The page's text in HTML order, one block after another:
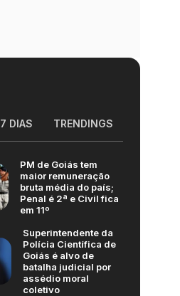
7 DIAS TRENDINGS
PM de Goiás tem
maior remuneração
bruta média do país;
Penal é 2ª e Civil fica
em 11º
Superintendente da
Polícia Científica de
Goiás é alvo de
batalha judicial por
assédio moral
coletivo